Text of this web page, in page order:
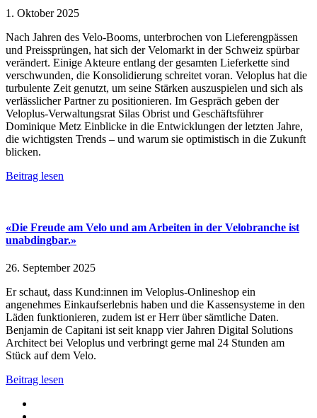
1. Oktober 2025
Nach Jahren des Velo-Booms, unterbrochen von Liefer­engpässen
und Preissprüngen, hat sich der Velomarkt in der Schweiz spürbar
verändert. Einige Akteure entlang der gesamten Lieferkette sind
verschwunden, die Konsolidierung schreitet voran. Veloplus hat die
turbulente Zeit genutzt, um seine Stärken auszuspielen und sich als
verlässlicher Partner zu positionieren. Im Gespräch geben der
Veloplus-Verwaltungsrat Silas Obrist und Geschäftsführer
Dominique Metz Einblicke in die Entwicklungen der letzten Jahre,
die wichtigsten Trends – und warum sie optimistisch in die Zukunft
blicken.
Beitrag lesen
«Die Freude am Velo und am Arbeiten in der Velobranche ist
unabdingbar.»
26. September 2025
Er schaut, dass Kund:innen im Veloplus-Onlineshop ein
angenehmes Einkaufserlebnis haben und die Kassen­systeme in den
Läden funktionieren, zudem ist er Herr über ­sämtliche Daten.
Benjamin de Capitani ist seit knapp vier Jahren Digital Solutions
Architect bei Veloplus und ­verbringt gerne mal 24 Stunden am
Stück auf dem Velo.
Beitrag lesen